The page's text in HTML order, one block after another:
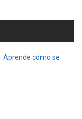
Aprende cómo se